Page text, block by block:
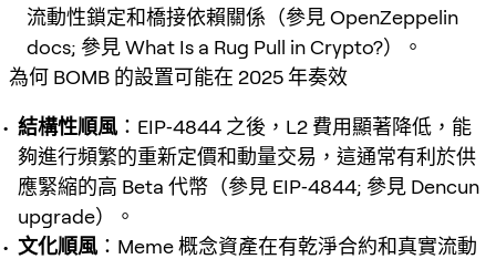
流動性鎖定和橋接依賴關係（參見 OpenZeppelin
docs; 參見 What Is a Rug Pull in Crypto?）。
為何 BOMB 的設置可能在 2025 年奏效
結構性順風 ：EIP‑4844 之後，L2 費用顯著降低，能
夠進行頻繁的重新定價和動量交易，這通常有利於供
應緊縮的高 Beta 代幣（參見 EIP‑4844; 參見 Dencun
upgrade）。
文化順風 ：Meme 概念資產在有乾淨合約和真實流動